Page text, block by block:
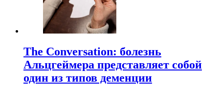
The Conversation: болезнь
Альцгеймера представляет собой
один из типов деменции